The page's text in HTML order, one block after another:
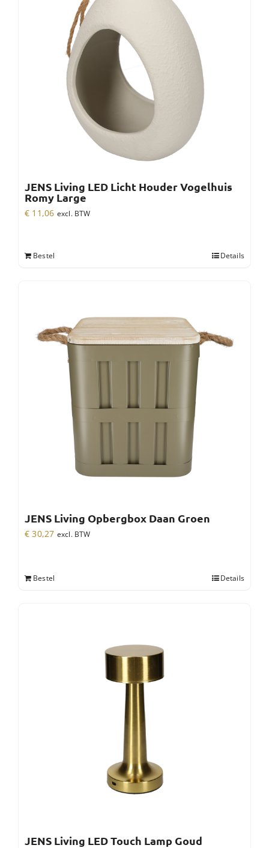
JENS Living LED Licht Houder Vogelhuis
Romy Large
€ 11,06 excl. BTW
Bestel Details
JENS Living Opbergbox Daan Groen
€ 30,27 excl. BTW
Bestel Details
JENS Living LED Touch Lamp Goud